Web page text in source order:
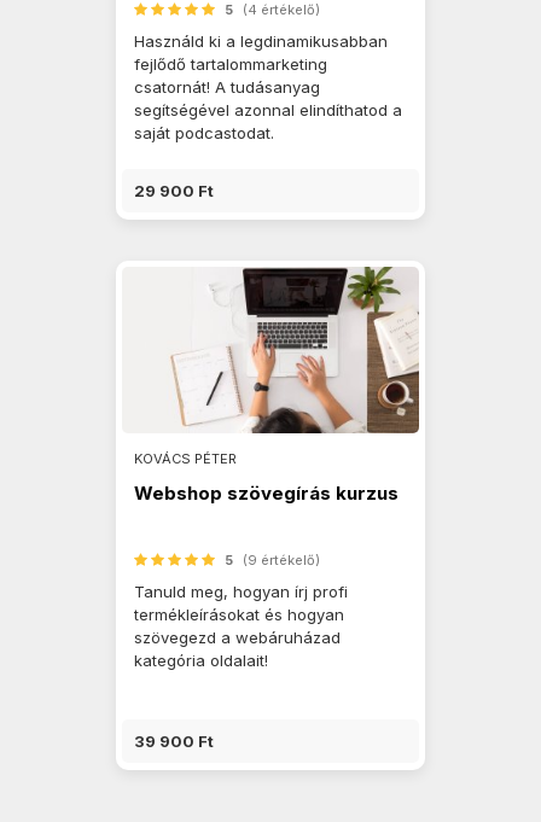
5 (4 értékelő)
Használd ki a legdinamikusabban
fejlődő tartalommarketing
csatornát! A tudásanyag
segítségével azonnal elindíthatod a
saját podcastodat.
29 900 Ft
KOVÁCS PÉTER
Webshop szövegírás kurzus
5 (9 értékelő)
Tanuld meg, hogyan írj profi
termékleírásokat és hogyan
szövegezd a webáruházad
kategória oldalait!
39 900 Ft